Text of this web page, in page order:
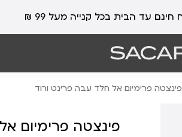
פינצטה פרימיום אל חלד עבה פרינט ורוד
פינצטה פרימיום